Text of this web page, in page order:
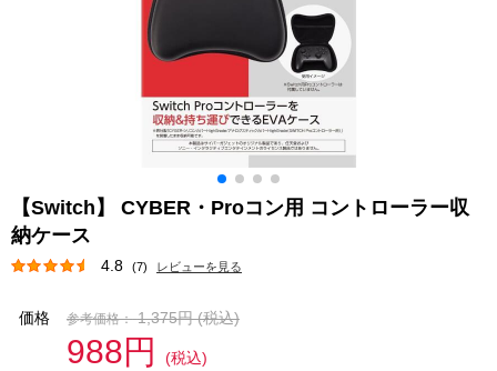
【Switch】 CYBER・Proコン用 コントローラー収
納ケース
4.8 (7) レビューを見る
価格 参考価格： 1,375円(税込)
988円
(税込)